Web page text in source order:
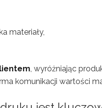
materiały,
, wyróżniając
komunikacji wartości